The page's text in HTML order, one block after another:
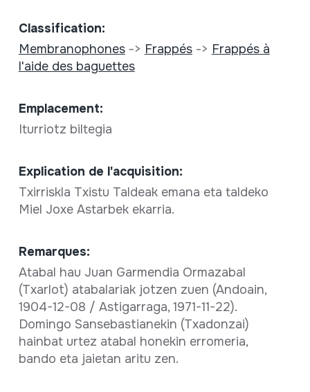
Classification:
Membranophones-> Frappés-> Frappés à
l'aide des baguettes
Emplacement:
Iturriotz biltegia
Explication de l'acquisition:
Txirriskla Txistu Taldeak emana eta taldeko
Miel Joxe Astarbek ekarria.
Remarques:
Atabal hau Juan Garmendia Ormazabal
(Txarlot) atabalariak jotzen zuen (Andoain,
1904-12-08 / Astigarraga, 1971-11-22).
Domingo Sansebastianekin (Txadonzai)
hainbat urtez atabal honekin erromeria,
bando eta jaietan aritu zen.